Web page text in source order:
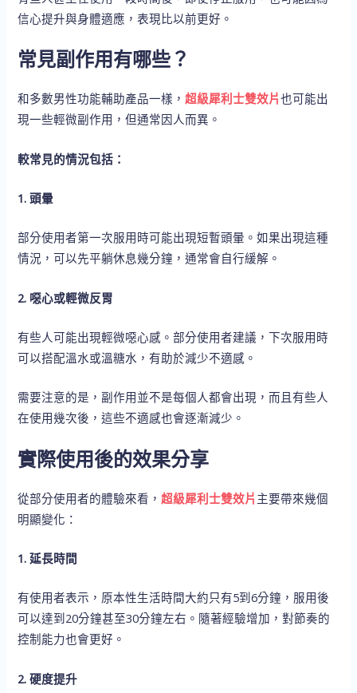
信心提升與身體適應，表現比以前更好。
常見副作用有哪些？
和多數男性功能輔助產品一樣，超級犀利士雙效片也可能出
現一些輕微副作用，但通常因人而異。
較常見的情況包括：
1. 頭暈
部分使用者第一次服用時可能出現短暫頭暈。如果出現這種
情況，可以先平躺休息幾分鐘，通常會自行緩解。
2. 噁心或輕微反胃
有些人可能出現輕微噁心感。部分使用者建議，下次服用時
可以搭配溫水或溫糖水，有助於減少不適感。
需要注意的是，副作用並不是每個人都會出現，而且有些人
在使用幾次後，這些不適感也會逐漸減少。
實際使用後的效果分享
從部分使用者的體驗來看，超級犀利士雙效片 主要帶來幾個
明顯變化：
1. 延長時間
有使用者表示，原本性生活時間大約只有5到6分鐘，服用後
可以達到20分鐘甚至30分鐘左右。隨著經驗增加，對節奏的
控制能力也會更好。
2. 硬度提升